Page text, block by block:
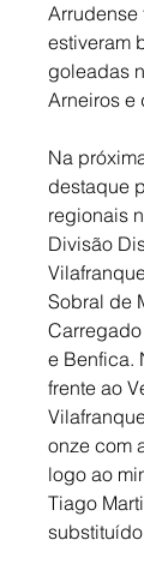
Arrudense
estiveram
goleadas
Arneiros e
Na
destaque
regionais
Divisão
Sobral de
e Benfica.
frente ao
onze com
logo ao
Tiago